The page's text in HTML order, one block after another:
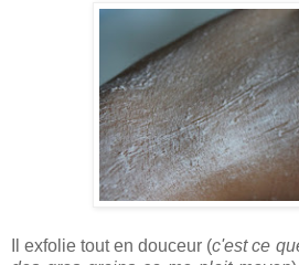
Il exfolie tout en douceur (c'est ce